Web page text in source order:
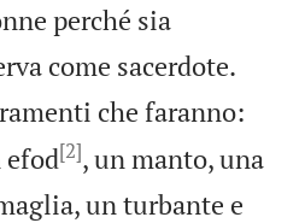
perché sia
come sacerdote.
che faranno:
efod[2], un manto, una
un turbante e